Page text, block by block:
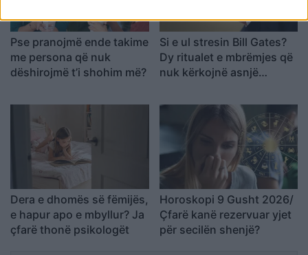
Pse pranojmë ende takime
me persona që nuk
dëshirojmë t’i shohim më?
Si e ul stresin Bill Gates?
Dy ritualet e mbrëmjes që
nuk kërkojnë asnjë
Dera e dhomës së fëmijës,
e hapur apo e mbyllur? Ja
çfarë thonë psikologët
Horoskopi 9 Gusht 2026/
Çfarë kanë rezervuar yjet
për secilën shenjë?